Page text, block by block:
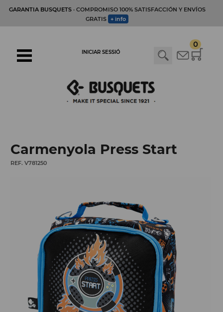
GARANTIA BUSQUETS· COMPROMISO 100% SATISFACCIÓN Y ENVÍOS
GRATIS + info
0
INICIAR SESSIÓ
Carmenyola Press Start
REF. V781250